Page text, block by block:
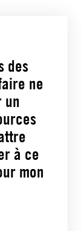
des
ne
un
à ce
mon